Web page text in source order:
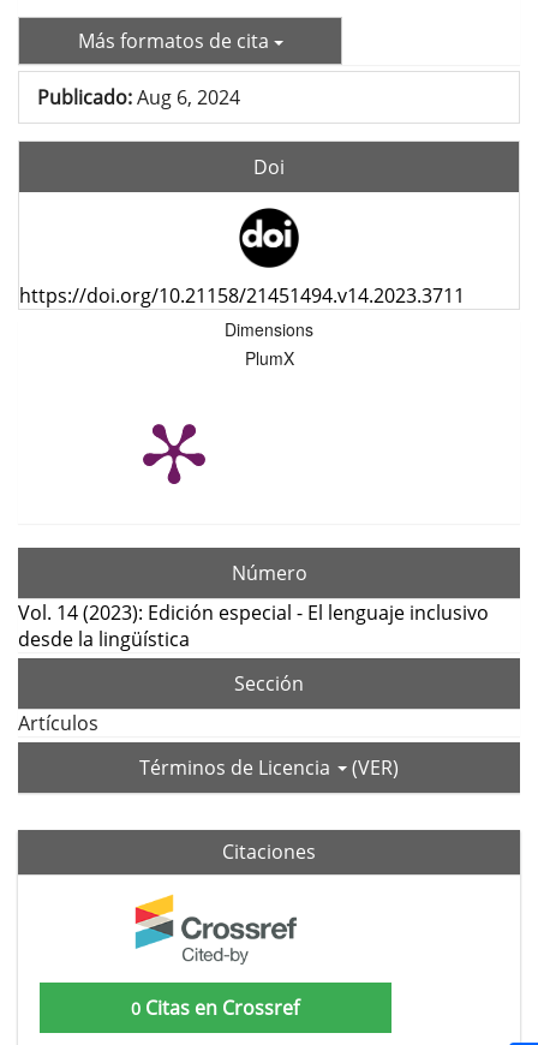
Más formatos de cita
Publicado:Aug 6, 2024
Doi
https://doi.org/10.21158/21451494.v14.2023.3711
Dimensions
PlumX
Número
Vol. 14 (2023): Edición especial - El lenguaje inclusivo
desde la lingüística
Sección
Artículos
Términos de Licencia
(VER)
Citaciones
0 Citas en Crossref